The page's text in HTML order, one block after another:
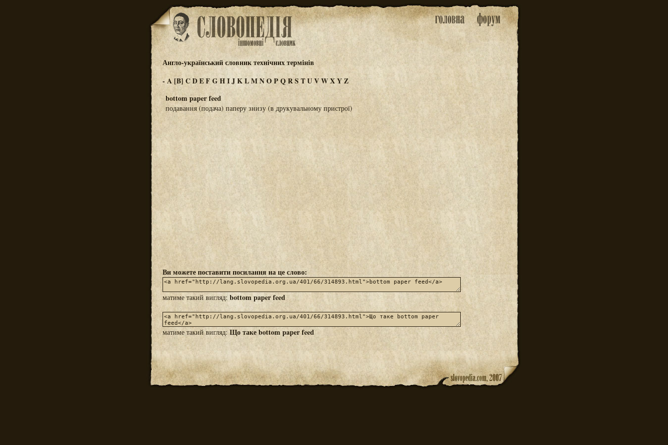
Англо-український словник технічних термінів
-A [B] CDEFGHIJKLMNOPQRSTUVWXYZ
bottom paper feed
подавання (подача) паперу знизу (в друкувальному пристрої)
Ви можете поставити посилання на це слово:
матиме такий вигляд: bottom paper feed
матиме такий вигляд:Що таке bottom paper feed